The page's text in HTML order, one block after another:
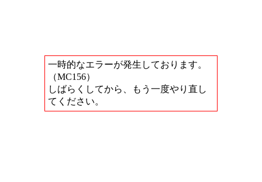
一時的なエラーが発生しております。
（MC156）
しばらくしてから、もう一度やり直し
てください。